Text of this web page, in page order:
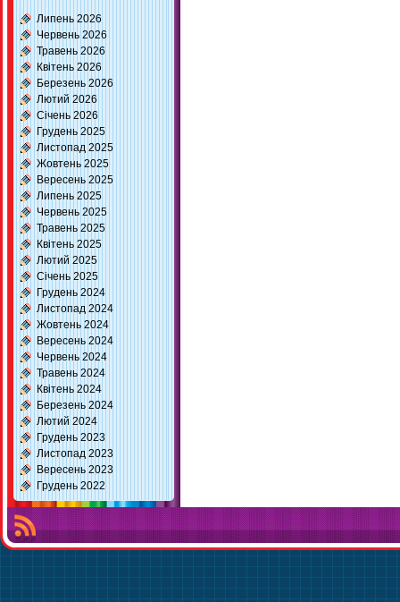
Липень 2026
Червень 2026
Травень 2026
Квітень 2026
Березень 2026
Лютий 2026
Січень 2026
Грудень 2025
Листопад 2025
Жовтень 2025
Вересень 2025
Липень 2025
Червень 2025
Травень 2025
Квітень 2025
Лютий 2025
Січень 2025
Грудень 2024
Листопад 2024
Жовтень 2024
Вересень 2024
Червень 2024
Травень 2024
Квітень 2024
Березень 2024
Лютий 2024
Грудень 2023
Листопад 2023
Вересень 2023
Грудень 2022